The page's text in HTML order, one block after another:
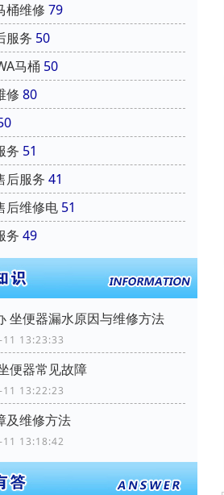
桶维修 79
服务 50
马桶 50
修 80
务 51
后服务 41
后维修电 51
务 49
坐便器漏水原因与维修方法
13:23:33
便器常见故障
13:22:23
及维修方法
13:18:42